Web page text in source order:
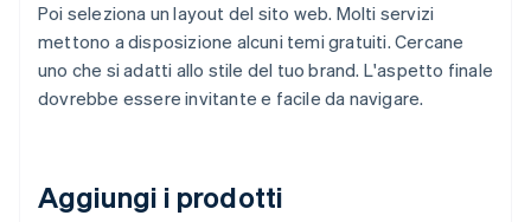
Poi seleziona un layout del sito web. Molti servizi
mettono a disposizione alcuni temi gratuiti. Cercane
uno che si adatti allo stile del tuo brand. L'aspetto finale
dovrebbe essere invitante e facile da navigare.
Aggiungi i prodotti